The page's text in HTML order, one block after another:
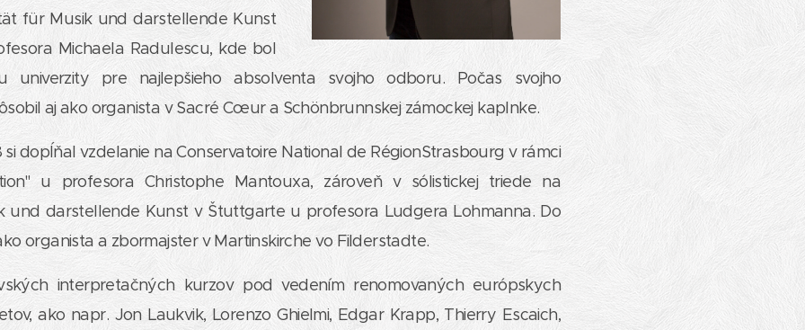
für Musik und darstellende Kunst
Michaela Radulescu, kde bol
univerzity pre najlepšieho absolventa svojho odboru. Počas svojho
aj ako organista v Sacré Cœur a Schönbrunnskej zámockej kaplnke.
dopĺňal vzdelanie na Conservatoire National de RégionStrasbourg v rámci
u profesora Christophe Mantouxa, zároveň v sólistickej triede na
und darstellende Kunst v Štuttgarte u profesora Ludgera Lohmanna. Do
organista a zbormajster v Martinskirche vo Filderstadte.
interpretačných kurzov pod vedením renomovaných európskych
ako napr. Jon Laukvik, Lorenzo Ghielmi, Edgar Krapp, Thierry Escaich,